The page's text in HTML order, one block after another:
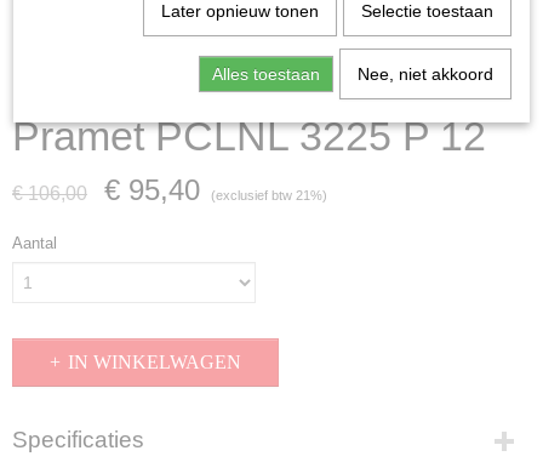
Pramet PCLNL 3225 P 12
€ 106,00 € 95,40 (exclusief btw 21%)
Aantal
IN WINKELWAGEN
Specificaties
Later opnieuw tonen Selectie toestaan
Alles toestaan Nee, niet akkoord